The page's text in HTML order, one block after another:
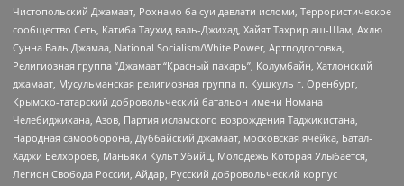
Чистопольский Джамаат, Рохнамо ба суи давлати исломи, Террористическое
сообщество Сеть, Катиба Таухид валь-Джихад, Хайят Тахрир аш-Шам, Ахлю
Сунна Валь Джамаа, National Socialism/White Power, Артподготовка,
Религиозная группа “Джамаат “Красный пахарь”, Колумбайн, Хатлонский
джамаат, Мусульманская религиозная группа п. Кушкуль г. Оренбург,
Крымско-татарский добровольческий батальон имени Номана
Челебиджихана, Азов, Партия исламского возрождения Таджикистана,
Народная самооборона, Дуббайский джамаат, московская ячейка, Батал-
Хаджи Белхороев, Маньяки Культ Убийц, Молодёжь Которая Улыбается,
Легион Свобода России, Айдар, Русский добровольческий корпус